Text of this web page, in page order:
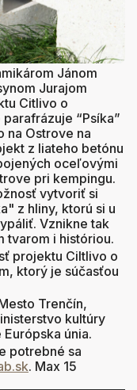
Jánom
Jurajom
Citlivo o
“Psíka”
na Ostrove na
z liateho betónu
oceľovými
pri kempingu.
vytvoriť si
z hliny, ktorú si u
Vznikne tak
tvarom i históriou.
projektu Ciltlivo o
ktorý je súčasťou
Trenčín,
kultúry
únia.
potrebné sa
. Max 15